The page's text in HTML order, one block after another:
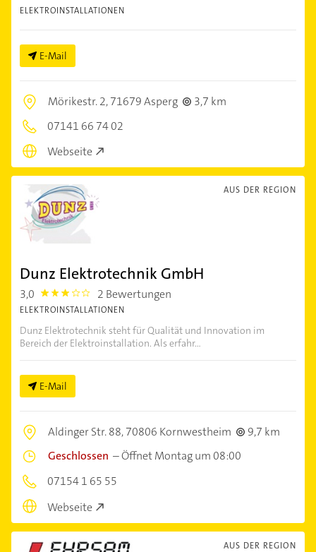
ELEKTROINSTALLATIONEN
E-Mail
Mörikestr. 2,71679 Asperg
3,7 km
07141 66 74 02
Webseite
AUS DER REGION
Dunz Elektrotechnik GmbH
3,0 3.0 2 Bewertungen
ELEKTROINSTALLATIONEN
Dunz Elektrotechnik steht für Qualität und Innovation im
Bereich der Elektroinstallation. Als erfahr...
E-Mail
Aldinger Str. 88,70806 Kornwestheim
9,7 km
Geschlossen –Öffnet Montag um 08:00
07154 1 65 55
Webseite
AUS DER REGION